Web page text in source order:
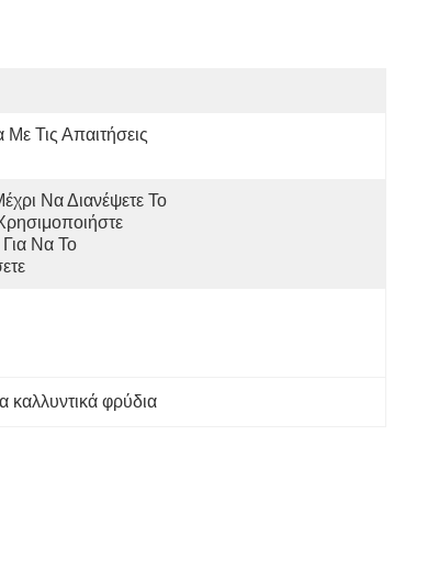
Τις Απαιτήσεις
Να Διανέψετε Το
Να Το
καλλυντικά φρύδια